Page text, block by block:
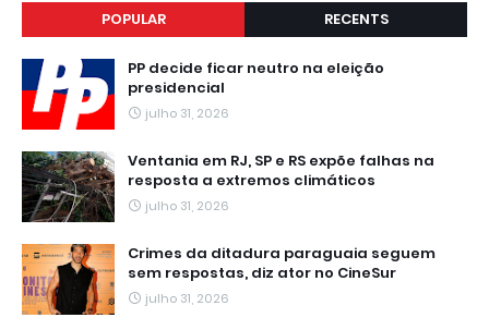
POPULAR RECENTS
PP decide ficar neutro na eleição
presidencial
julho 31, 2026
Ventania em RJ, SP e RS expõe falhas na
resposta a extremos climáticos
julho 31, 2026
Crimes da ditadura paraguaia seguem
sem respostas, diz ator no CineSur
julho 31, 2026